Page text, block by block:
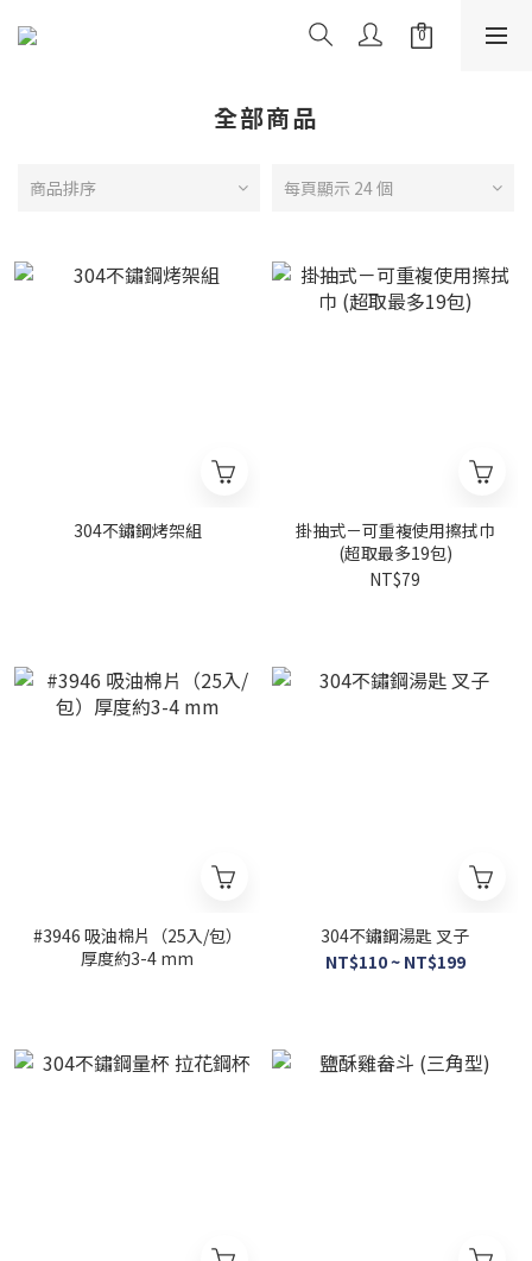
全部商品
商品排序 每頁顯示 24 個
304不鏽鋼烤架組
掛抽式－可重複使用擦拭巾
(超取最多19包)
NT$79
#3946 吸油棉片（25入/包）
厚度約3-4 mm
304不鏽鋼湯匙 叉子
NT$110 ~ NT$199